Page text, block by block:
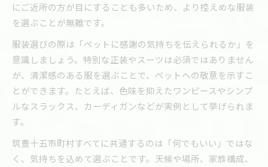
にご近所の方が目にすることも多いため、より控えめな服装
を選ぶことが無難です。
服装選びの際は「ペットに感謝の気持ちを伝えられるか」を
意識しましょう。特別な正装やスーツは必須ではありません
が、清潔感のある服を選ぶことで、ペットへの敬意を示すこ
とができます。たとえば、色味を抑えたワンピースやシンプ
ルなスラックス、カーディガンなどが実例として挙げられま
す。
筑豊十五市町村すべてに共通するのは「何でもいい」ではな
く、気持ちを込めて選ぶことです。天候や場所、家族構成、